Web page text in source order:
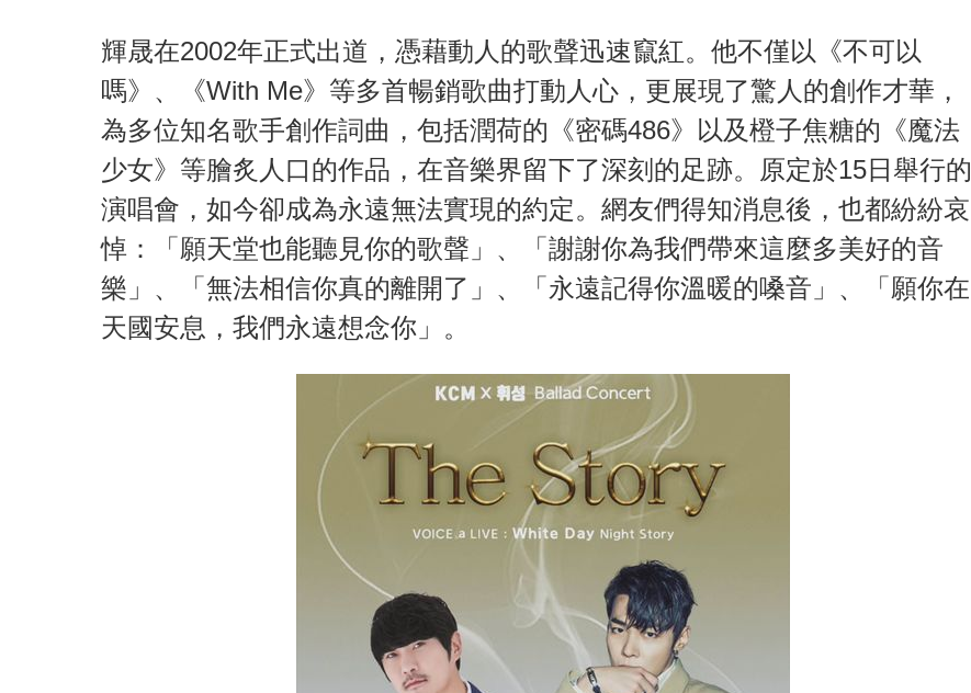
輝晟在2002年正式出道，憑藉動人的歌聲迅速竄紅。他不僅以《不可以
嗎》、《With Me》等多首暢銷歌曲打動人心，更展現了驚人的創作才華，
為多位知名歌手創作詞曲，包括潤荷的《密碼486》以及橙子焦糖的《魔法
少女》等膾炙人口的作品，在音樂界留下了深刻的足跡。原定於15日舉行的
演唱會，如今卻成為永遠無法實現的約定。網友們得知消息後，也都紛紛哀
悼：「願天堂也能聽見你的歌聲」、「謝謝你為我們帶來這麼多美好的音
樂」、「無法相信你真的離開了」、「永遠記得你溫暖的嗓音」、「願你在
天國安息，我們永遠想念你」。